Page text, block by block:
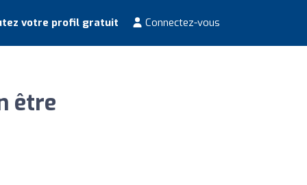
votre profil gratuit Connectez-vous
être